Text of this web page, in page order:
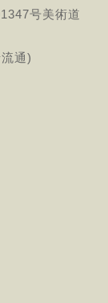
号美術道
通)